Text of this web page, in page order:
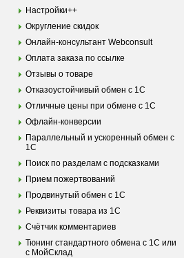
Настройки++
Округление скидок
Онлайн-консультант Webconsult
Оплата заказа по ссылке
Отзывы о товаре
Отказоустойчивый обмен с 1С
Отличные цены при обмене с 1С
Офлайн-конверсии
Параллельный и ускоренный обмен с
1С
Поиск по разделам с подсказками
Прием пожертвований
Продвинутый обмен с 1С
Реквизиты товара из 1С
Счётчик комментариев
Тюнинг стандартного обмена с 1С или
с МойСклад